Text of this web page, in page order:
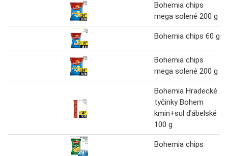
Bohemia chips
mega solené 200 g
Bohemia chips 60 g
Bohemia chips
mega solené 200 g
Bohemia Hradecké
tyčinky Bohem
kmin+sul ďábelské
100 g
Bohemia chips